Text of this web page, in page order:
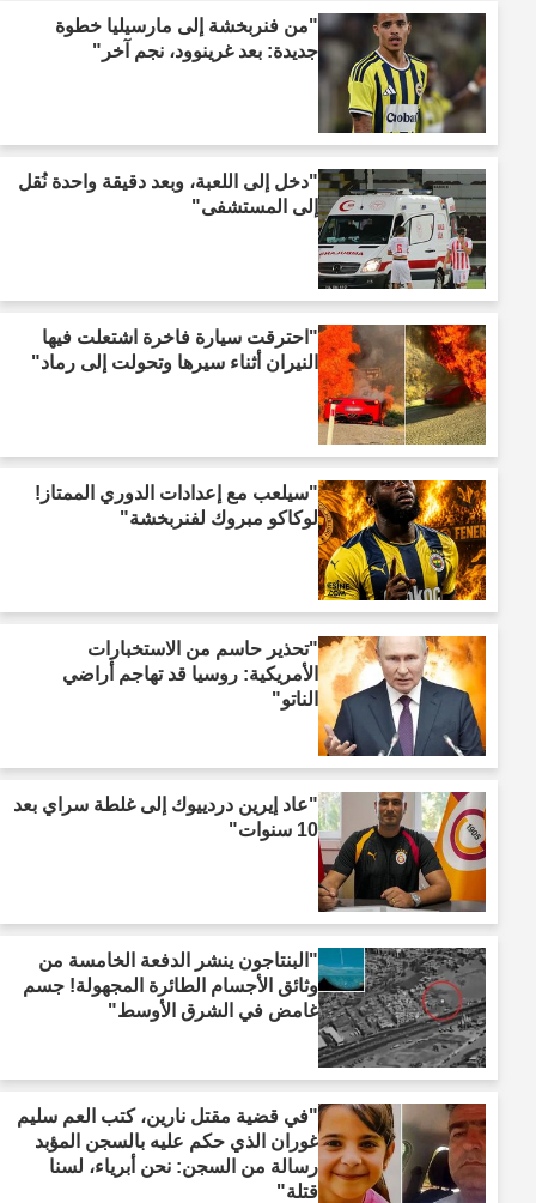
"من فنربخشة إلى مارسيليا خطوة
جديدة: بعد غرينوود، نجم آخر"
"دخل إلى اللعبة، وبعد دقيقة واحدة نُقل
إلى المستشفى"
"احترقت سيارة فاخرة اشتعلت فيها
النيران أثناء سيرها وتحولت إلى رماد"
"سيلعب مع إعدادات الدوري الممتاز!
لوكاكو مبروك لفنربخشة"
"تحذير حاسم من الاستخبارات
الأمريكية: روسيا قد تهاجم أراضي
الناتو"
"عاد إيرين دردييوك إلى غلطة سراي بعد
10 سنوات"
"البنتاجون ينشر الدفعة الخامسة من
وثائق الأجسام الطائرة المجهولة! جسم
غامض في الشرق الأوسط"
"في قضية مقتل نارين، كتب العم سليم
غوران الذي حكم عليه بالسجن المؤبد
رسالة من السجن: نحن أبرياء، لسنا
قتلة"